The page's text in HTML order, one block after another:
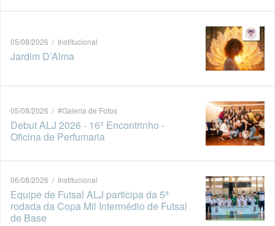
05/08/2026 / Institucional
Jardim D’Alma
05/08/2026 / #Galeria de Fotos
Debut ALJ 2026 - 16º Encontrinho -
Oficina de Perfumaria
06/08/2026 / Institucional
Equipe de Futsal ALJ participa da 5ª
rodada da Copa Mil Intermédio de Futsal
de Base